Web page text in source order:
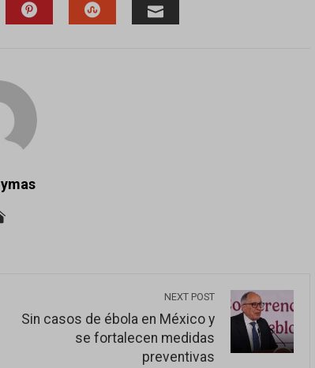
NEXT POST
Sin casos de ébola en México y
se fortalecen medidas
preventivas